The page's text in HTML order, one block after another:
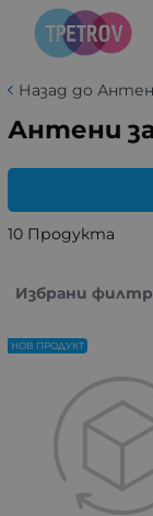
Назад до
Антени
10 Продукта
Избрани
НОВ ПРОДУКТ